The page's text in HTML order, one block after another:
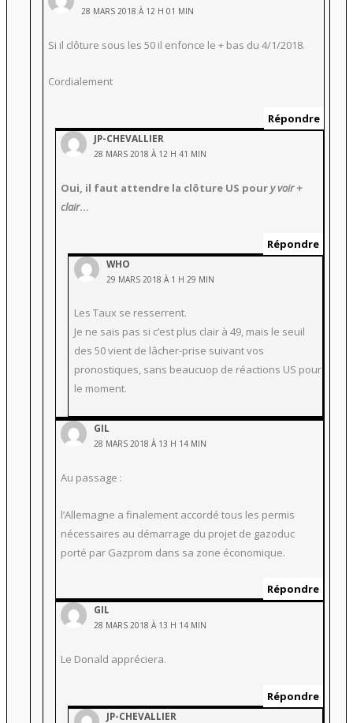
28 MARS 2018 À 12 H 01 MIN
Si il clôture sous les 50 il enfonce le + bas du 4/1/2018.
Cordialement
Répondre
JP-CHEVALLIER
28 MARS 2018 À 12 H 41 MIN
Oui, il faut attendre la clôture US poury voir +
clair…
Répondre
WHO
29 MARS 2018 À 1 H 29 MIN
Les Taux se resserrent.
Je ne sais pas si c’est plus clair à 49, mais le seuil
des 50 vient de lâcher-prise suivant vos
pronostiques, sans beaucuop de réactions US pour
le moment.
GIL
28 MARS 2018 À 13 H 14 MIN
Au passage :
l’Allemagne a finalement accordé tous les permis
nécessaires au démarrage du projet de gazoduc
porté par Gazprom dans sa zone économique.
Répondre
GIL
28 MARS 2018 À 13 H 14 MIN
Le Donald appréciera.
Répondre
JP-CHEVALLIER